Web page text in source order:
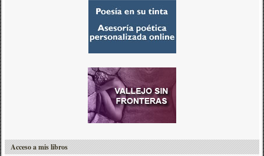
Acceso a mis libros